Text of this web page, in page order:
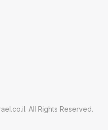
All Rights Reserved.